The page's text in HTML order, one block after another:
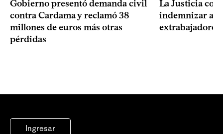
Gobierno presentó demanda civil
contra Cardama y reclamó 38
millones de euros más otras
pérdidas
La Justicia
indemnizar a
extrabajadores
Ingresar